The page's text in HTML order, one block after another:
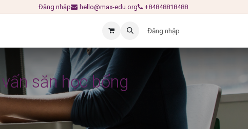
Đăng nhập hello@max-edu.org +84848818488
Đăng nhập
săn học bổng